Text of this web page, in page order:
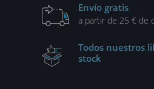
Envío gratis
a partir de 25 € de
Todos nuestros
stock